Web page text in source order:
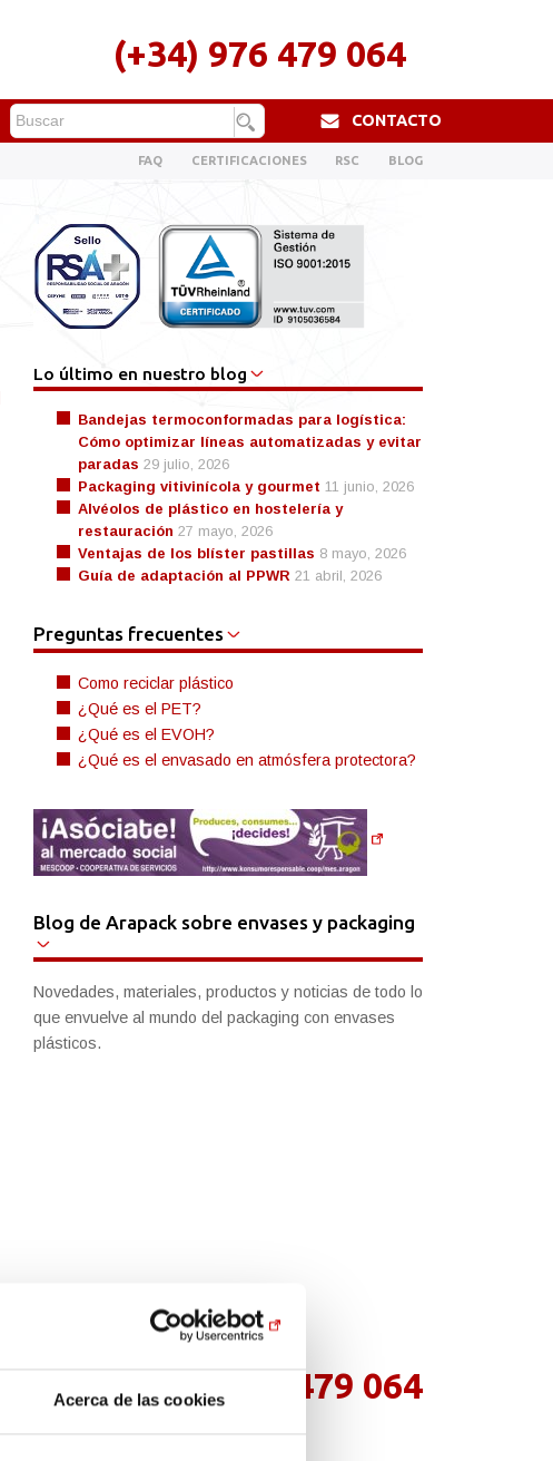
Acerca de las cookies
(+34) 976 479 064
CONTACTO
FAQ CERTIFICACIONES RSC BLOG
Lo último en nuestro blog
Bandejas termoconformadas para logística:
Cómo optimizar líneas automatizadas y evitar
paradas 29 julio, 2026
Packaging vitivinícola y gourmet 11 junio, 2026
Alvéolos de plástico en hostelería y
restauración 27 mayo, 2026
Ventajas de los blíster pastillas 8 mayo, 2026
Guía de adaptación al PPWR 21 abril, 2026
Preguntas frecuentes
Como reciclar plástico
¿Qué es el PET?
¿Qué es el EVOH?
¿Qué es el envasado en atmósfera protectora?
Blog de Arapack sobre envases y packaging
Novedades, materiales, productos y noticias de todo lo
que envuelve al mundo del packaging con envases
plásticos.
(+34) 976 479 064